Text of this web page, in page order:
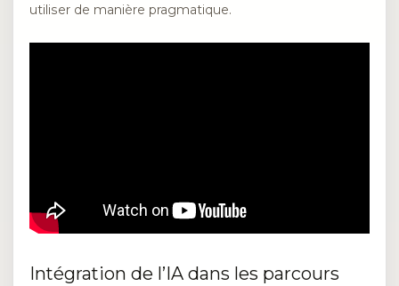
utiliser de manière pragmatique.
Intégration de l’IA dans les parcours